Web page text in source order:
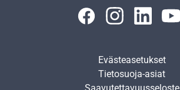
Evästeasetukset
Tietosuoja-asiat